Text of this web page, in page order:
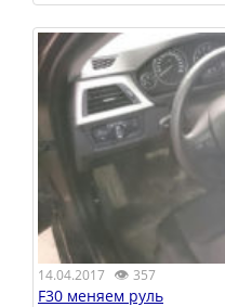
14.04.2017 👁 357
F30 меняем руль